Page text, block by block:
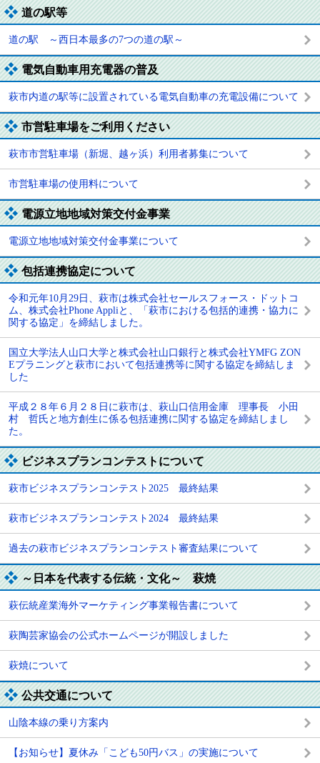
道の駅等
道の駅 ～西日本最多の7つの道の駅～
電気自動車用充電器の普及
萩市内道の駅等に設置されている電気自動車の充電設備について
市営駐車場をご利用ください
萩市市営駐車場（新堀、越ヶ浜）利用者募集について
市営駐車場の使用料について
電源立地地域対策交付金事業
電源立地地域対策交付金事業について
包括連携協定について
令和元年10月29日、萩市は株式会社セールスフォース・ドットコ
ム、株式会社Phone Appliと、「萩市における包括的連携・協力に
関する協定」を締結しました。
国立大学法人山口大学と株式会社山口銀行と株式会社YMFG ZON
Eプラニングと萩市において包括連携等に関する協定を締結しま
した
平成２８年６月２８日に萩市は、萩山口信用金庫 理事長 小田
村 哲氏と地方創生に係る包括連携に関する協定を締結しまし
た。
ビジネスプランコンテストについて
萩市ビジネスプランコンテスト2025 最終結果
萩市ビジネスプランコンテスト2024 最終結果
過去の萩市ビジネスプランコンテスト審査結果について
～日本を代表する伝統・文化～ 萩焼
萩伝統産業海外マーケティング事業報告書について
萩陶芸家協会の公式ホームページが開設しました
萩焼について
公共交通について
山陰本線の乗り方案内
【お知らせ】夏休み「こども50円バス」の実施について